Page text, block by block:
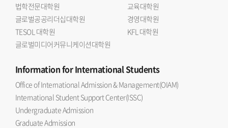
법학전문대학원
교육대학원
글로벌공공리더십대학원
경영대학원
TESOL 대학원
KFL 대학원
글로벌미디어커뮤니케이션대학원
Informationfor International Students
Office of International Admission & Management(OIAM)
International Student Support Center(ISSC)
Undergraduate Admission
Graduate Admission